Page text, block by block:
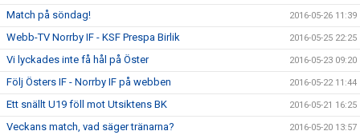
Match på söndag! 2016-05-26 11:39
Webb-TV Norrby IF - KSF Prespa Birlik 2016-05-25 22:25
Vi lyckades inte få hål på Öster 2016-05-23 09:20
Följ Östers IF - Norrby IF på webben 2016-05-22 11:44
Ett snällt U19 föll mot Utsiktens BK 2016-05-21 16:25
Veckans match, vad säger tränarna? 2016-05-20 13:57